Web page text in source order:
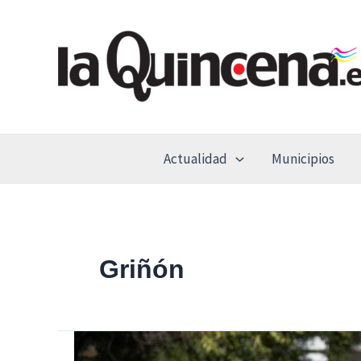
Actualidad Municipios
Griñón
Nuevas